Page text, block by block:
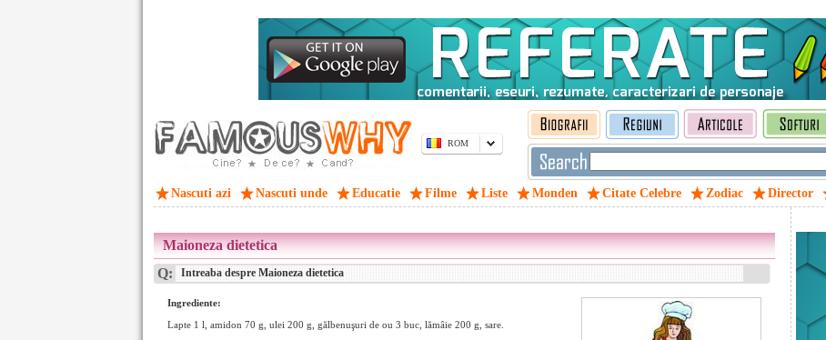
ROM
Nascuti azi Nascuti unde Educatie Filme Liste Monden Citate Celebre Zodiac Director
Maioneza dietetica
Q: Intreaba despre Maioneza dietetica
Ingrediente:
Lapte 1 l, amidon 70 g, ulei 200 g, gălbenuşuri de ou 3 buc, lămâie 200 g, sare.